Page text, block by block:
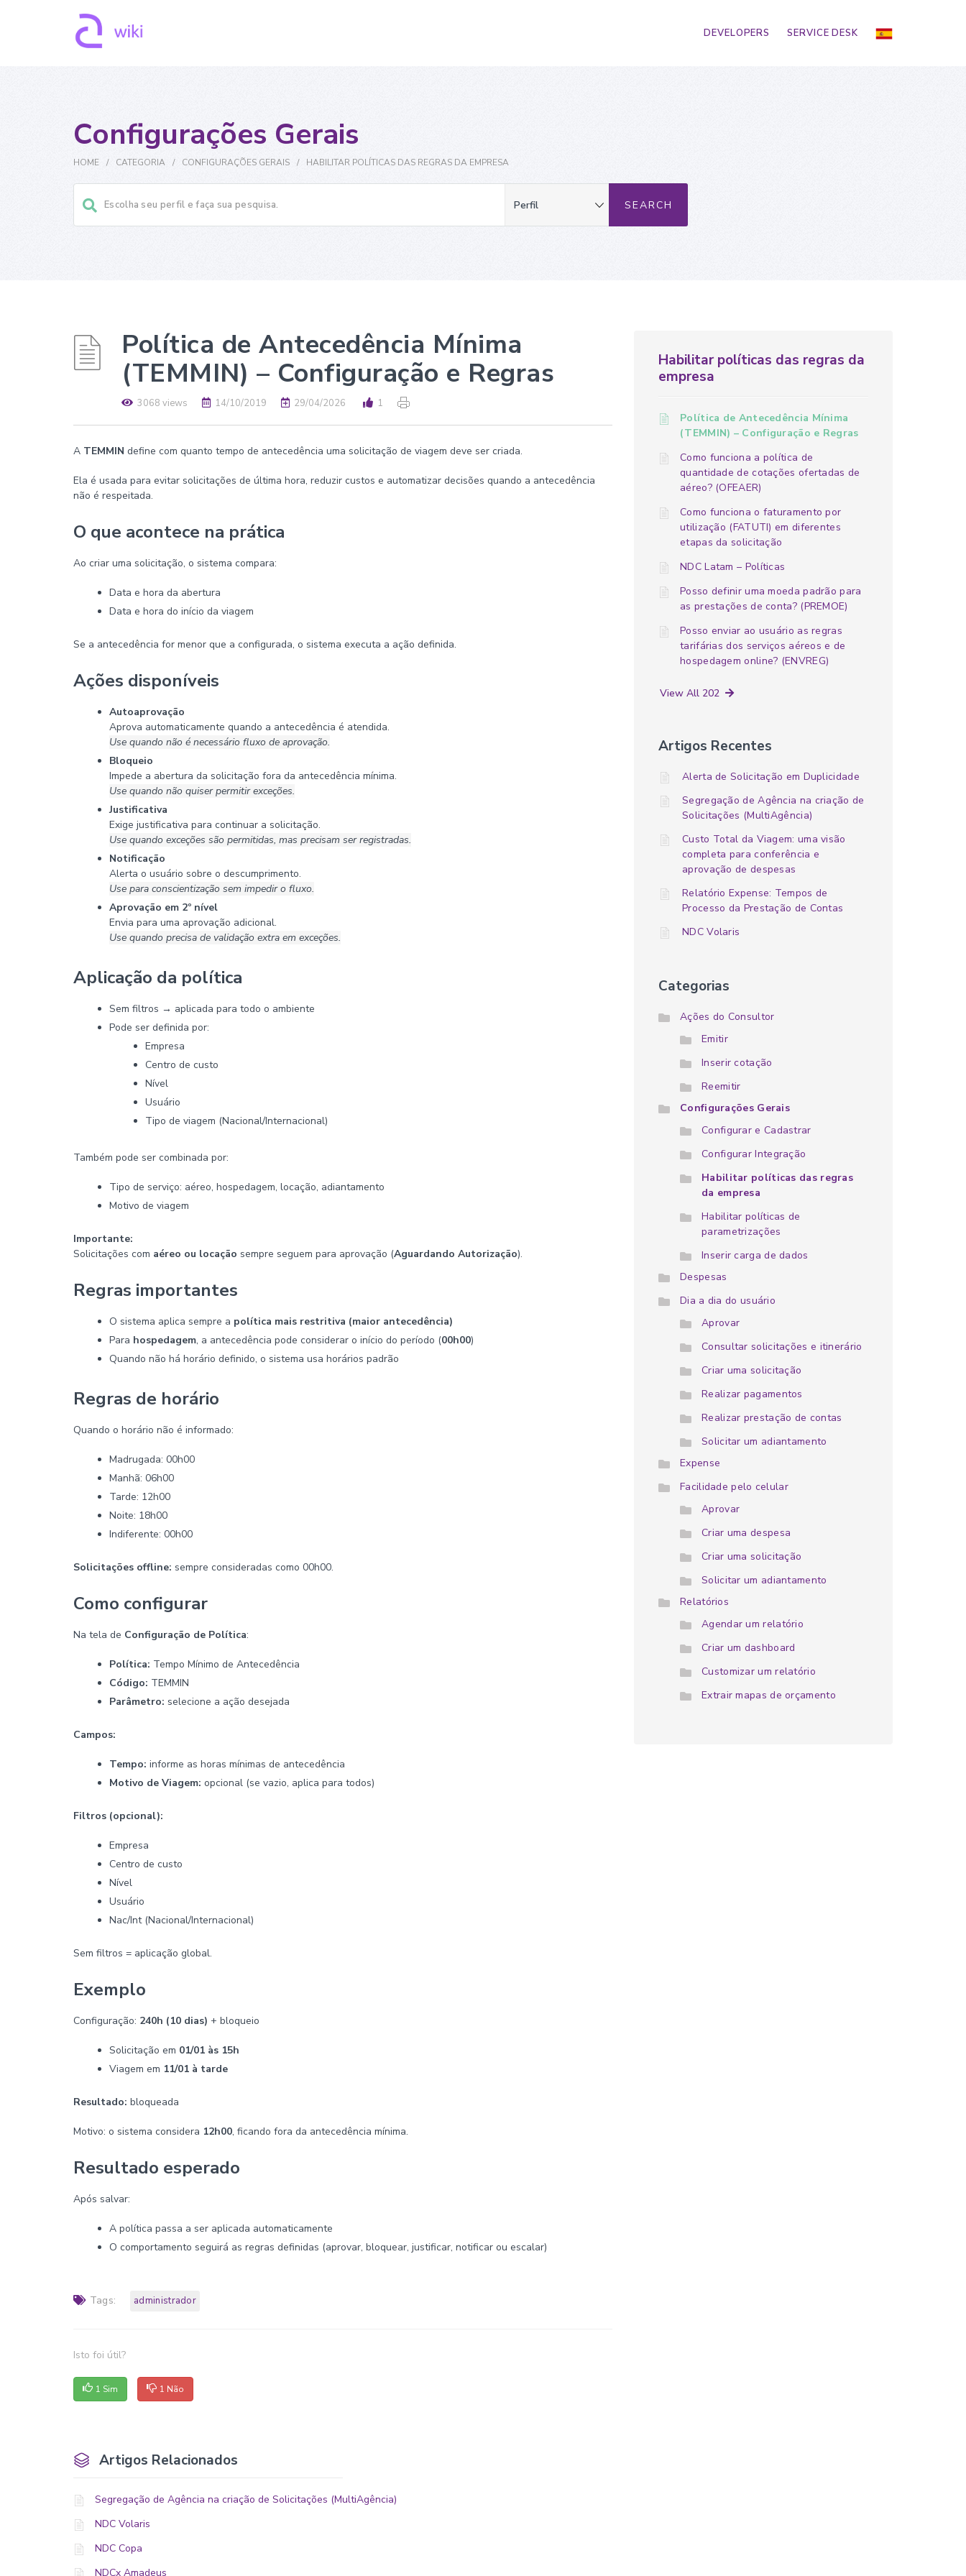
DEVELOPERS SERVICE DESK
Configurações Gerais
HOME / CATEGORIA / CONFIGURAÇÕES GERAIS / HABILITAR POLÍTICAS DAS REGRAS DA EMPRESA
Política de Antecedência Mínima
(TEMMIN) – Configuração e Regras
3068 views 14/10/2019 29/04/2026 1
A TEMMIN define com quanto tempo de antecedência uma solicitação de viagem deve ser criada.
Ela é usada para evitar solicitações de última hora, reduzir custos e automatizar decisões quando a antecedência
não é respeitada.
O que acontece na prática
Ao criar uma solicitação, o sistema compara:
Data e hora da abertura
Data e hora do início da viagem
Se a antecedência for menor que a configurada, o sistema executa a ação definida.
Ações disponíveis
Autoaprovação
Aprova automaticamente quando a antecedência é atendida.
Use quando não é necessário fluxo de aprovação.
Bloqueio
Impede a abertura da solicitação fora da antecedência mínima.
Use quando não quiser permitir exceções.
Justificativa
Exige justificativa para continuar a solicitação.
Use quando exceções são permitidas, mas precisam ser registradas.
Notificação
Alerta o usuário sobre o descumprimento.
Use para conscientização sem impedir o fluxo.
Aprovação em 2º nível
Envia para uma aprovação adicional.
Use quando precisa de validação extra em exceções.
Aplicação da política
Sem filtros → aplicada para todo o ambiente
Pode ser definida por:
Empresa
Centro de custo
Nível
Usuário
Tipo de viagem (Nacional/Internacional)
Também pode ser combinada por:
Tipo de serviço: aéreo, hospedagem, locação, adiantamento
Motivo de viagem
Importante:
Solicitações com aéreo ou locação sempre seguem para aprovação (Aguardando Autorização).
Regras importantes
O sistema aplica sempre a política mais restritiva (maior antecedência)
Para hospedagem, a antecedência pode considerar o início do período (00h00)
Quando não há horário definido, o sistema usa horários padrão
Regras de horário
Quando o horário não é informado:
Madrugada: 00h00
Manhã: 06h00
Tarde: 12h00
Noite: 18h00
Indiferente: 00h00
Solicitações offline: sempre consideradas como 00h00.
Como configurar
Na tela de Configuração de Política:
Política: Tempo Mínimo de Antecedência
Código: TEMMIN
Parâmetro: selecione a ação desejada
Campos:
Tempo: informe as horas mínimas de antecedência
Motivo de Viagem: opcional (se vazio, aplica para todos)
Filtros (opcional):
Empresa
Centro de custo
Nível
Usuário
Nac/Int (Nacional/Internacional)
Sem filtros = aplicação global.
Exemplo
Configuração: 240h (10 dias) + bloqueio
Solicitação em 01/01 às 15h
Viagem em 11/01 à tarde
Resultado: bloqueada
Motivo: o sistema considera 12h00, ficando fora da antecedência mínima.
Resultado esperado
Após salvar:
A política passa a ser aplicada automaticamente
O comportamento seguirá as regras definidas (aprovar, bloquear, justificar, notificar ou escalar)
Tags: administrador
Isto foi útil?
1 Sim 1 Não
Artigos Relacionados
Segregação de Agência na criação de Solicitações (MultiAgência)
NDC Volaris
NDC Copa
NDCx Amadeus
Habilitar políticas das regras da
empresa
Política de Antecedência Mínima
(TEMMIN) – Configuração e Regras
Como funciona a política de
quantidade de cotações ofertadas de
aéreo? (OFEAER)
Como funciona o faturamento por
utilização (FATUTI) em diferentes
etapas da solicitação
NDC Latam – Políticas
Posso definir uma moeda padrão para
as prestações de conta? (PREMOE)
Posso enviar ao usuário as regras
tarifárias dos serviços aéreos e de
hospedagem online? (ENVREG)
View All 202
Artigos Recentes
Alerta de Solicitação em Duplicidade
Segregação de Agência na criação de
Solicitações (MultiAgência)
Custo Total da Viagem: uma visão
completa para conferência e
aprovação de despesas
Relatório Expense: Tempos de
Processo da Prestação de Contas
NDC Volaris
Categorias
Ações do Consultor
Emitir
Inserir cotação
Reemitir
Configurações Gerais
Configurar e Cadastrar
Configurar Integração
Habilitar políticas das regras
da empresa
Habilitar políticas de
parametrizações
Inserir carga de dados
Despesas
Dia a dia do usuário
Aprovar
Consultar solicitações e itinerário
Criar uma solicitação
Realizar pagamentos
Realizar prestação de contas
Solicitar um adiantamento
Expense
Facilidade pelo celular
Aprovar
Criar uma despesa
Criar uma solicitação
Solicitar um adiantamento
Relatórios
Agendar um relatório
Criar um dashboard
Customizar um relatório
Extrair mapas de orçamento